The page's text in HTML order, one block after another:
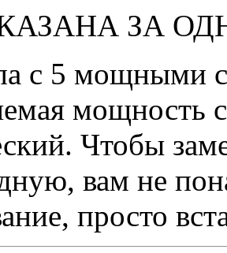
ЗА
с 5 мощными
мощность
Чтобы
вам не
просто